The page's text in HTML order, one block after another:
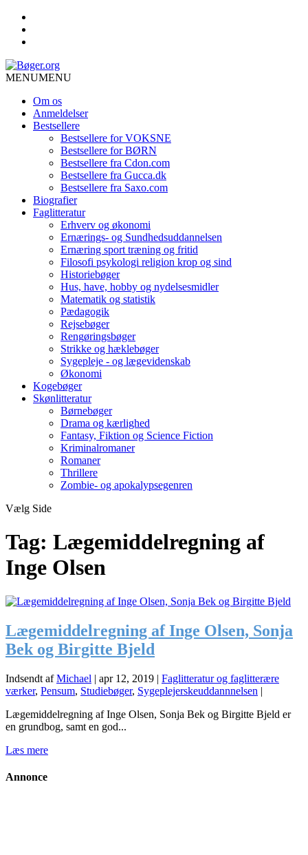
MENUMENU
Om os
Anmeldelser
Bestsellere
Bestsellere for VOKSNE
Bestsellere for BØRN
Bestsellere fra Cdon.com
Bestsellere fra Gucca.dk
Bestsellere fra Saxo.com
Biografier
Faglitteratur
Erhverv og økonomi
Ernærings- og Sundhedsuddannelsen
Ernæring sport træning og fritid
Filosofi psykologi religion krop og sind
Historiebøger
Hus, have, hobby og nydelsesmidler
Matematik og statistik
Pædagogik
Rejsebøger
Rengøringsbøger
Strikke og hæklebøger
Sygepleje - og lægevidenskab
Økonomi
Kogebøger
Skønlitteratur
Børnebøger
Drama og kærlighed
Fantasy, Fiktion og Science Fiction
Kriminalromaner
Romaner
Thrillere
Zombie- og apokalypsegenren
Vælg Side
Tag: Lægemiddelregning af
Inge Olsen
Lægemiddelregning af Inge Olsen, Sonja
Bek og Birgitte Bjeld
Indsendt afMichael | apr 12, 2019 | Faglitteratur og faglitterære
værker, Pensum, Studiebøger, Sygeplejerskeuddannnelsen |
Lægemiddelregning af Inge Olsen, Sonja Bek og Birgitte Bjeld er
en grundbog, samt en god...
Læs mere
Annonce